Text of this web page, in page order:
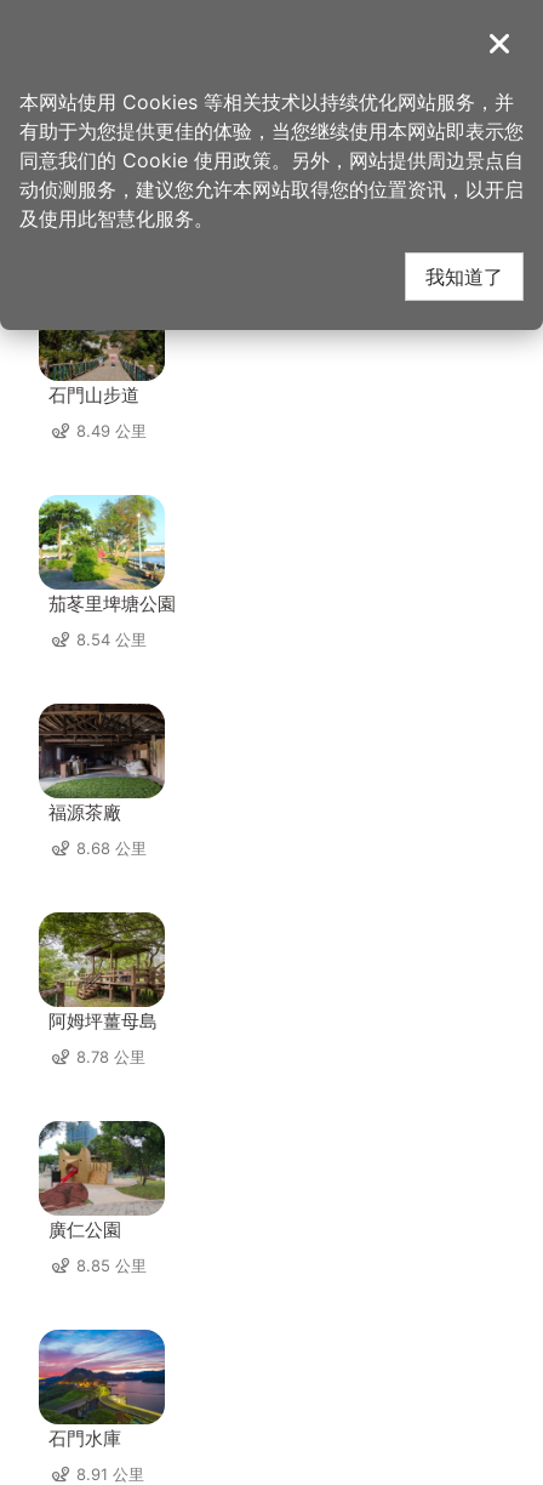
導覽
首页 > 想去的地方 > 大溪斋明寺
大溪斋明寺 周边景点
石門山步道
8.49 公里
茄苳里埤塘公園
8.54 公里
福源茶廠
8.68 公里
阿姆坪薑母島
8.78 公里
廣仁公園
8.85 公里
石門水庫
8.91 公里
关闭
本网站使用 Cookies 等相关技术以持续优化网站服务，并
有助于为您提供更佳的体验，当您继续使用本网站即表示您
同意我们的 Cookie 使用政策。另外，网站提供周边景点自
动侦测服务，建议您允许本网站取得您的位置资讯，以开启
及使用此智慧化服务。
我知道了